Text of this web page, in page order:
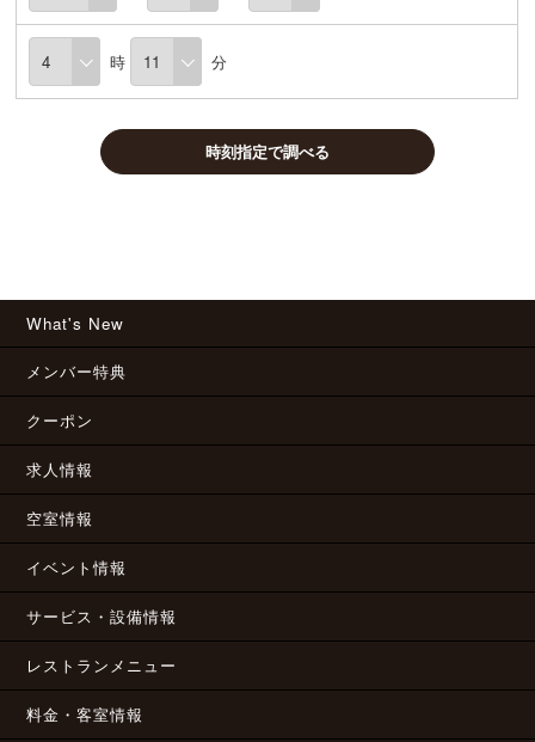
時 分
時刻指定で調べる
What's New
メンバー特典
クーポン
求人情報
空室情報
イベント情報
サービス・設備情報
レストランメニュー
料金・客室情報